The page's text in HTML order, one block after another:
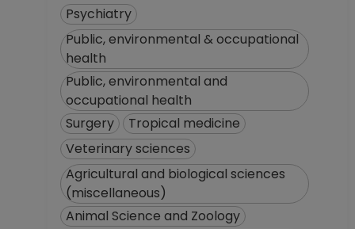
Psychiatry
Public, environmental & occupational
health
Public, environmental and
occupational health
Surgery
Tropical medicine
Veterinary sciences
Agricultural and biological sciences
(miscellaneous)
Animal Science and Zoology